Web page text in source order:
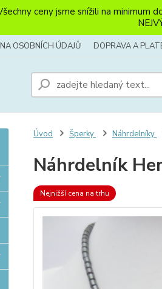
ceny jsme snížili na
OSOBNÍCH ÚDAJŮ DOPRAVA A
Úvod Šperky Náhrdelníky
Náhrdelník
Nejnižší cena na trhu